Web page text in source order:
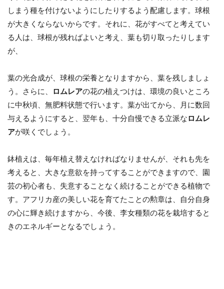
しまう種を付けないようにしたりするよう配慮します。球根
が大きくならないからです。それに、花がすべてと考えてい
る人は、球根が残ればよいと考え、葉も切り取ったりします
が、
葉の光合成が、球根の栄養となりますから、葉を残しましょ
う。さらに、 ロムレアの花の植えつけは、環境の良いところ
に中秋頃、無肥料状態で行います。葉が出てから、月に数回
与えるようにすると、翌年も、十分自慢できる立派なロムレ
アが咲くでしょう。
鉢植えは、毎年植え替えなければなりませんが、それも先を
考えると、大きな意欲を持ってすることができますので、園
芸の初心者も、失意することなく続けることができる植物で
す。アフリカ産の美しい花を育てたことの勲章は、自分自身
の心に輝き続けますから、今後、李女種類の花を栽培すると
きのエネルギーとなるでしょう。